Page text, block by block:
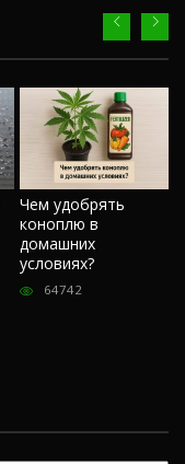
Чем удобрять
коноплю в
домашних
условиях?
64742